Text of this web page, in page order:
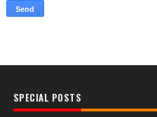
SPECIAL POSTS